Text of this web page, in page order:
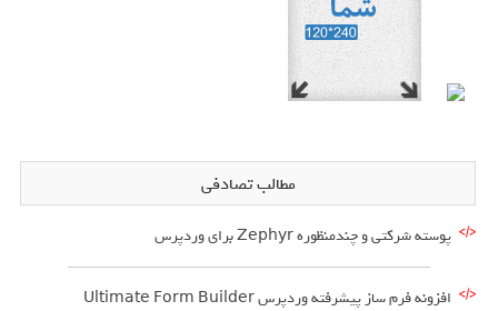
مطالب تصادفی
پوسته شرکتی و چندمنظوره Zephyr برای وردپرس
افزونه فرم ساز پیشرفته وردپرس Ultimate Form Builder